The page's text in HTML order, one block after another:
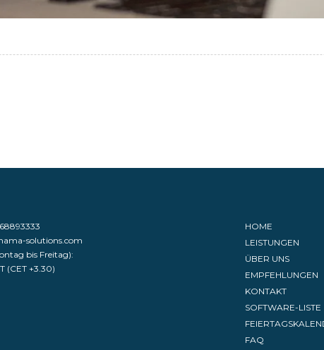
solutions.com
bis Freitag):
(CET +3.30)
HOME
LEISTUNGEN
ÜBER UNS
EMPFEHLUNGEN
KONTAKT
SOFTWARE-LISTE
FAQ